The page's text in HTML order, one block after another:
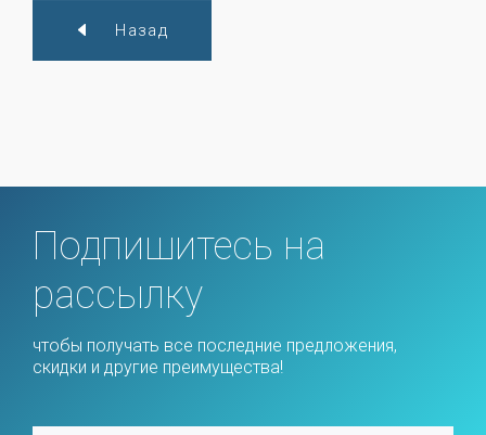
Назад
Подпишитесь на
рассылку
чтобы получать все последние предложения,
скидки и другие преимущества!